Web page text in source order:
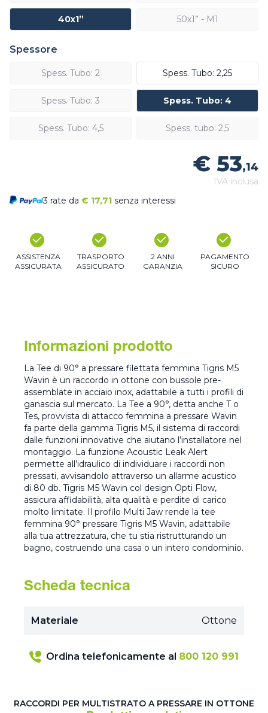
40x1” 50x1” - M1
Spessore
Spess. Tubo: 2 Spess. Tubo: 2,25
Spess. Tubo: 3 Spess. Tubo: 4
Spess. Tubo: 4,5 Spess. tubo: 2,5
€ 53,14
IVA inclusa
3 rate da € 17,71 senza interessi
ASSISTENZA
ASSICURATA
TRASPORTO
ASSICURATO
2 ANNI
GARANZIA
PAGAMENTO
SICURO
Informazioni prodotto
La Tee di 90° a pressare filettata femmina Tigris M5
Wavin è un raccordo in ottone con bussole pre-
assemblate in acciaio inox, adattabile a tutti i profili di
ganascia sul mercato. La Tee a 90°, detta anche T o
Tes, provvista di attacco femmina a pressare Wavin
fa parte della gamma Tigris M5, il sistema di raccordi
dalle funzioni innovative che aiutano l’installatore nel
montaggio. La funzione Acoustic Leak Alert
permette all’idraulico di individuare i raccordi non
pressati, avvisandolo attraverso un allarme acustico
di 80 db. Tigris M5 Wavin col design Opti Flow,
assicura affidabilità, alta qualità e perdite di carico
molto limitate. Il profilo Multi Jaw rende la tee
femmina 90° pressare Tigris M5 Wavin, adattabile
alla tua attrezzatura, che tu stia ristrutturando un
bagno, costruendo una casa o un intero condominio.
Scheda tecnica
Materiale Ottone
Ordina telefonicamente al 800 120 991
RACCORDI PER MULTISTRATO A PRESSARE IN OTTONE